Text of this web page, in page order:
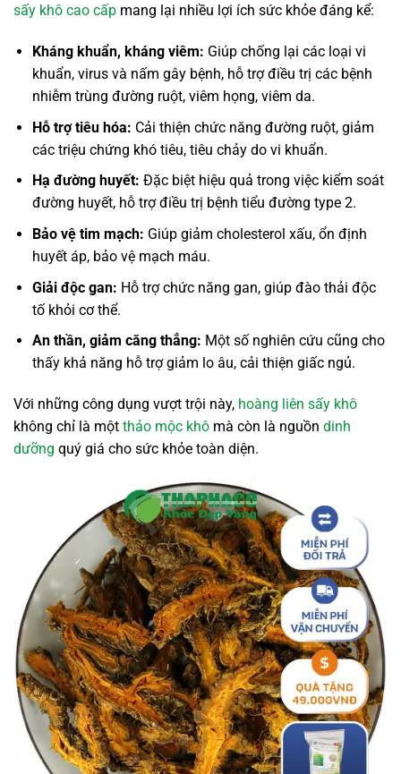
sấy khô cao cấp mang lại nhiều lợi ích sức khỏe đáng kể:
Kháng khuẩn, kháng viêm: Giúp chống lại các loại vi
khuẩn, virus và nấm gây bệnh, hỗ trợ điều trị các bệnh
nhiễm trùng đường ruột, viêm họng, viêm da.
Hỗ trợ tiêu hóa: Cải thiện chức năng đường ruột, giảm
các triệu chứng khó tiêu, tiêu chảy do vi khuẩn.
Hạ đường huyết: Đặc biệt hiệu quả trong việc kiểm soát
đường huyết, hỗ trợ điều trị bệnh tiểu đường type 2.
Bảo vệ tim mạch: Giúp giảm cholesterol xấu, ổn định
huyết áp, bảo vệ mạch máu.
Giải độc gan: Hỗ trợ chức năng gan, giúp đào thải độc
tố khỏi cơ thể.
An thần, giảm căng thẳng: Một số nghiên cứu cũng cho
thấy khả năng hỗ trợ giảm lo âu, cải thiện giấc ngủ.
Với những công dụng vượt trội này, hoàng liên sấy khô
không chỉ là một thảo mộc khô mà còn là nguồn dinh
dưỡng quý giá cho sức khỏe toàn diện.